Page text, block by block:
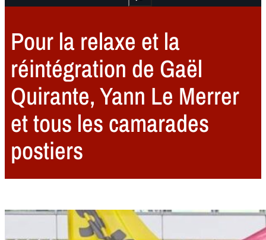
Pour la relaxe et la
réintégration de Gaël
Quirante, Yann Le Merrer
et tous les camarades
postiers